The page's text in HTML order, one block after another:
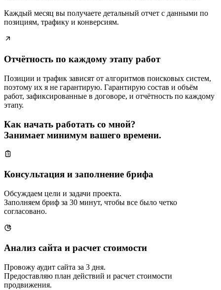
Каждый месяц вы получаете детальный отчет с данными по
позициям, трафику и конверсиям.
Отчётность по каждому этапу работ
Позиции и трафик зависят от алгоритмов поисковых систем,
поэтому их я не гарантирую. Гарантирую состав и объём
работ, зафиксированные в договоре, и отчётность по каждому
этапу.
Как начать работать со мной?
Занимает минимум вашего времени.
Консультация и заполнение брифа
Обсуждаем цели и задачи проекта.
Заполняем бриф за 30 минут, чтобы все было четко
согласовано.
Анализ сайта и расчет стоимости
Провожу аудит сайта за 3 дня.
Предоставляю план действий и расчет стоимости
продвижения.